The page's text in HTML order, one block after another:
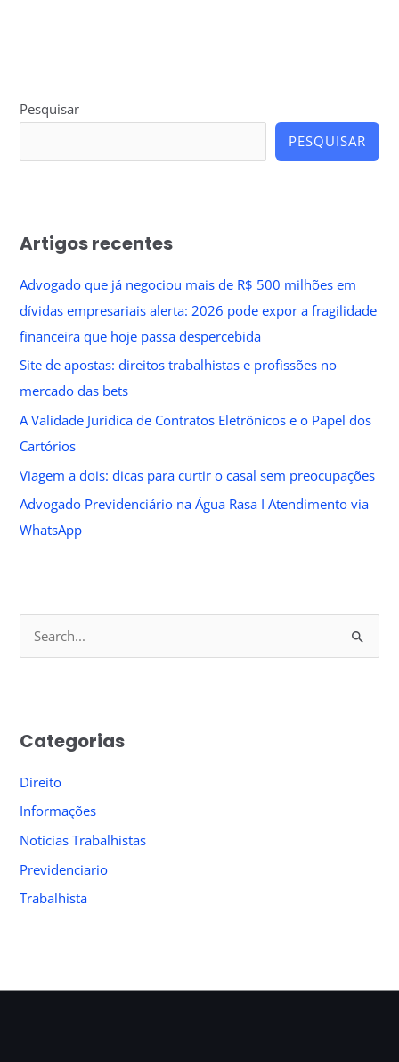
Pesquisar
PESQUISAR
Artigos recentes
Advogado que já negociou mais de R$ 500 milhões em
dívidas empresariais alerta: 2026 pode expor a fragilidade
financeira que hoje passa despercebida
Site de apostas: direitos trabalhistas e profissões no
mercado das bets
A Validade Jurídica de Contratos Eletrônicos e o Papel dos
Cartórios
Viagem a dois: dicas para curtir o casal sem preocupações
Advogado Previdenciário na Água Rasa I Atendimento via
WhatsApp
c
o
r
:
Categorias
Direito
Informações
Notícias Trabalhistas
Previdenciario
Trabalhista